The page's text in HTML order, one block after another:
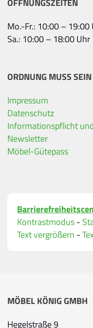
Mo.-Fr.: 10:00 – 19:00
Sa.: 10:00 – 18:00 Uhr
ORDNUNG MUSS SEIN
Impressum
Datenschutz
Informationspflicht
Newsletter
Möbel-Gütepass
Kontrastmodus-
Text vergrößern -
MÖBEL KÖNIG GMBH
Hegelstraße 9
Ihre
Alle mit Stern
Name
Bitte geben Sie
Telefon*